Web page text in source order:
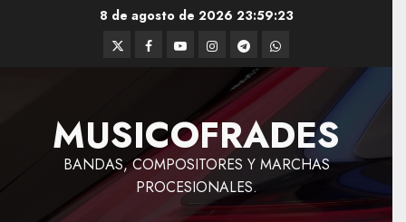
8 de agosto de 2026 23:59:23
TwitterFacebook
YoutubeInstagram
TelegramWhatsApp
MUSICOFRADES
BANDAS, COMPOSITORES Y MARCHAS
PROCESIONALES.